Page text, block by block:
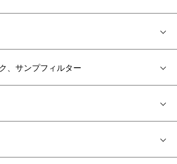
、サンプフィルター